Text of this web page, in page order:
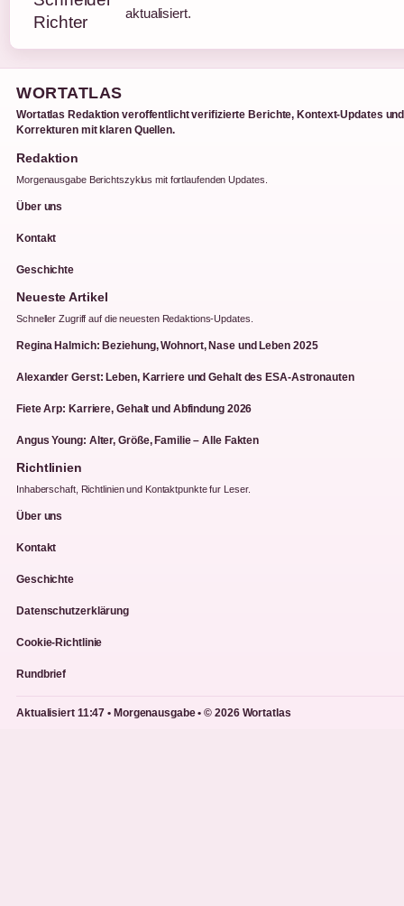
aktualisiert.
WORTATLAS
Wortatlas Redaktion veroffentlicht verifizierte Berichte, Kontext-Updates und
Korrekturen mit klaren Quellen.
Redaktion
Morgenausgabe Berichtszyklus mit fortlaufenden Updates.
Über uns
Kontakt
Geschichte
Neueste Artikel
Schneller Zugriff auf die neuesten Redaktions-Updates.
Regina Halmich: Beziehung, Wohnort, Nase und Leben 2025
Alexander Gerst: Leben, Karriere und Gehalt des ESA-Astronauten
Fiete Arp: Karriere, Gehalt und Abfindung 2026
Angus Young: Alter, Größe, Familie – Alle Fakten
Richtlinien
Inhaberschaft, Richtlinien und Kontaktpunkte fur Leser.
Über uns
Kontakt
Geschichte
Datenschutzerklärung
Cookie-Richtlinie
Rundbrief
Aktualisiert 11:47 • Morgenausgabe • © 2026 Wortatlas